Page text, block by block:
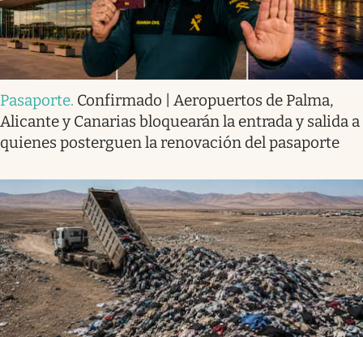
Pasaporte. Confirmado | Aeropuertos de Palma,
Alicante y Canarias bloquearán la entrada y salida a
quienes posterguen la renovación del pasaporte